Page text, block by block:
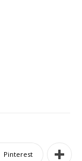
Pinterest